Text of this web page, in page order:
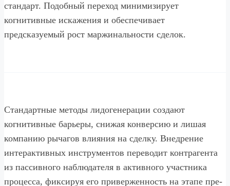
стандарт. Подобный переход минимизирует
когнитивные искажения и обеспечивает
предсказуемый рост маржинальности сделок.
Стандартные методы лидогенерации создают
когнитивные барьеры, снижая конверсию и лишая
компанию рычагов влияния на сделку. Внедрение
интерактивных инструментов переводит контрагента
из пассивного наблюдателя в активного участника
процесса, фиксируя его приверженность на этапе пре-